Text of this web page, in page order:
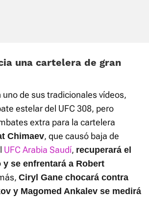
una cartelera de gran
uno de sus tradicionales vídeos,
estelar del UFC 308, pero
extra para la cartelera
Chimaev, que causó baja de
UFC Arabia Saudí, recuperará el
se enfrentará a Robert
Ciryl Gane chocará contra
y Magomed Ankalev se medirá